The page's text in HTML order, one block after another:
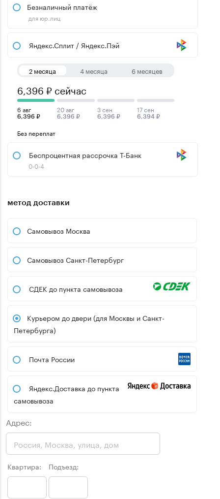
Безналичный платёж
для юр.лиц
Яндекс.Сплит / Яндекс.Пэй
2 месяца 4 месяца 6 месяцев
6,396 ₽ сейчас
6 авг
6,396 ₽
20 авг
6,396 ₽
3 сен
6,396 ₽
17 сен
6,394 ₽
Без переплат
Беспроцентная рассрочка Т-Банк
0-0-4
метод доставки
Самовывоз Москва
Самовывоз Санкт-Петербург
СДЕК до пункта самовывоза
Курьером до двери (для Москвы и Санкт-
Петербурга)
Почта России
Яндекс.Доставка до пункта
самовывоза
Адрес:
Квартира: Подъезд: